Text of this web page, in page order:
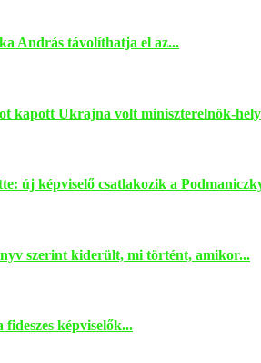
András távolíthatja el az...
kapott Ukrajna volt miniszterelnök-
új képviselő csatlakozik a
szerint kiderült, mi történt, amikor...
képviselők...